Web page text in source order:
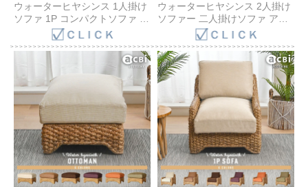
ウォーターヒヤシンス 1人掛け
ソファ 1P コンパクトソファ ア
ジアン ラタン バリ家具 ナチュ
ラル アジアン バリ ソファー ス
ツール ソファーセット
D1341ATZ
ウォーターヒヤシンス 2人掛け
ソファー 二人掛けソファ アジ
アン ラタン バリ家具 ナチュラ
ル アジアン バリ ソファー スツ
ール ソファーセット
D1342ATZ